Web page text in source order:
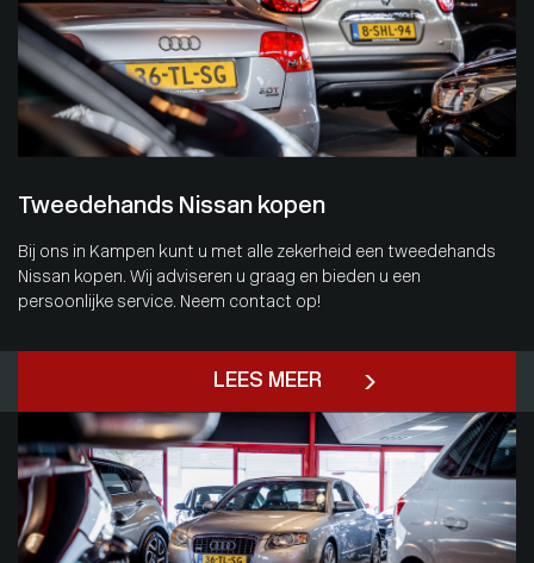
Tweedehands Nissan kopen
Bij ons in Kampen kunt u met alle zekerheid een tweedehands
Nissan kopen. Wij adviseren u graag en bieden u een
persoonlijke service. Neem contact op!
LEES MEER